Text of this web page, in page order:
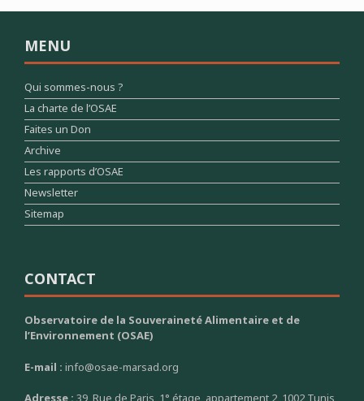
MENU
Qui sommes-nous ?
La charte de l’OSAE
Faites un Don
Archive
Les rapports d’OSAE
Newsletter
Sitemap
CONTACT
Observatoire de la Souveraineté Alimentaire et de
l’Environnement (OSAE)
E-mail :info@osae-marsad.org